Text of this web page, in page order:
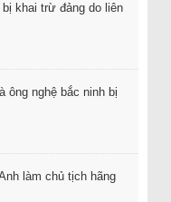
khai trừ đảng do liên
ông nghệ bắc ninh bị
làm chủ tịch hãng